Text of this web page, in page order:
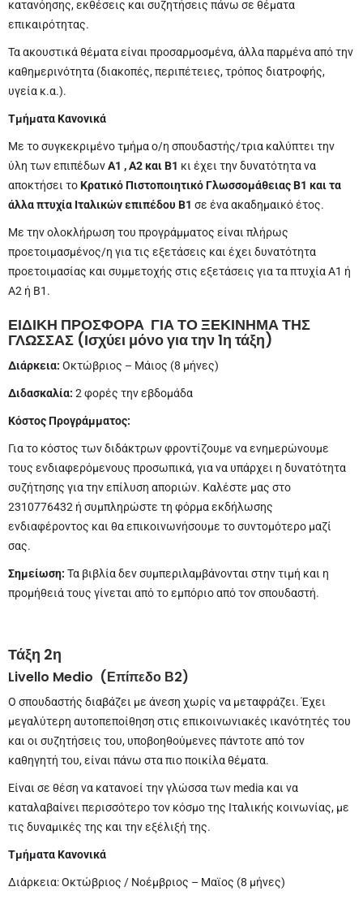
κατανόησης, εκθέσεις και συζητήσεις πάνω σε θέματα
επικαιρότητας.
Τα ακουστικά θέματα είναι προσαρμοσμένα, άλλα παρμένα από την
καθημερινότητα (διακοπές, περιπέτειες, τρόπος διατροφής,
υγεία κ.α.).
Τμήματα Κανονικά
Με το συγκεκριμένο τμήμα ο/η σπουδαστής/τρια καλύπτει την
ύλη των επιπέδωνΑ1 , Α2 και Β1 κι έχει την δυνατότητα να
αποκτήσει τοΚρατικό Πιστοποιητικό ΓλωσσομάθειαςΒ1 και τα
άλλα πτυχία Ιταλικών επιπέδου Β1 σε ένα ακαδημαικό έτος.
Με την ολοκλήρωση του προγράμματος είναι πλήρως
προετοιμασμένος/η για τις εξετάσεις και έχει δυνατότητα
προετοιμασίας και συμμετοχής στις εξετάσεις για τα πτυχία Α1 ή
Α2 ή Β1.
ΕΙΔΙΚΗ ΠΡΟΣΦΟΡΑ ΓΙΑ ΤΟ ΞΕΚΙΝΗΜΑ ΤΗΣ
ΓΛΩΣΣΑΣ (Ισχύει μόνο για την 1η τάξη)
Διάρκεια: Οκτώβριος – Μάιος (8 μήνες)
Διδασκαλία: 2 φορές την εβδομάδα
Κόστος Προγράμματος:
Για το κόστος των διδάκτρων φροντίζουμε να ενημερώνουμε
τους ενδιαφερόμενους προσωπικά, για να υπάρχει η δυνατότητα
συζήτησης για την επίλυση αποριών. Καλέστε μας στο
2310776432 ή συμπληρώστε τη φόρμα εκδήλωσης
ενδιαφέροντος και θα επικοινωνήσουμε το συντομότερο μαζί
σας.
Σημείωση: Τα βιβλία δεν συμπεριλαμβάνονται στην τιμή και η
προμήθειά τους γίνεται από το εμπόριο από τον σπουδαστή.
Τάξη 2η
Livello Medio (Επίπεδο Β2)
O σπουδαστής διαβάζει με άνεση χωρίς να μεταφράζει. Έχει
μεγαλύτερη αυτοπεποίθηση στις επικοινωνιακές ικανότητές του
και οι συζητήσεις του, υποβοηθούμενες πάντοτε από τον
καθηγητή του, είναι πάνω στα πιο ποικίλα θέματα.
Είναι σε θέση να κατανοεί την γλώσσα των media και να
καταλαβαίνει περισσότερο τον κόσμο της Ιταλικής κοινωνίας, με
τις δυναμικές της και την εξέλιξή της.
Τμήματα Κανονικά
Διάρκεια: Οκτώβριος / Νοέμβριος – Μαϊος (8 μήνες)